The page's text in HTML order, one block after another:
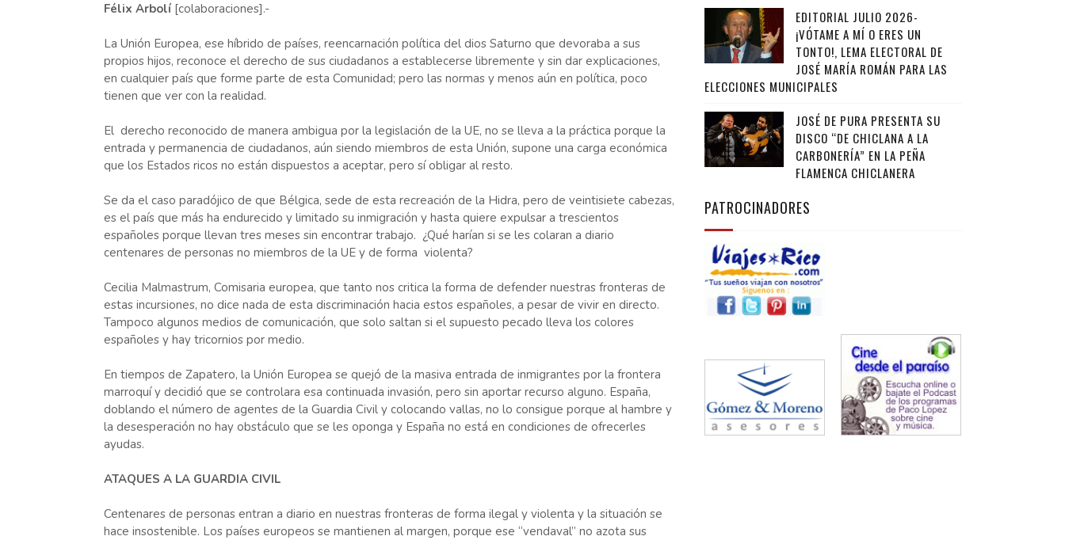
Félix Arbolí [colaboraciones].-
La Unión Europea, ese híbrido de países, reencarnación política del dios Saturno que devoraba a sus
propios hijos, reconoce el derecho de sus ciudadanos a establecerse libremente y sin dar explicaciones,
en cualquier país que forme parte de esta Comunidad; pero las normas y menos aún en política, poco
tienen que ver con la realidad.
El derecho reconocido de manera ambigua por la legislación de la UE, no se lleva a la práctica porque la
entrada y permanencia de ciudadanos, aún siendo miembros de esta Unión, supone una carga económica
que los Estados ricos no están dispuestos a aceptar, pero sí obligar al resto.
Se da el caso paradójico de que Bélgica, sede de esta recreación de la Hidra, pero de veintisiete cabezas,
es el país que más ha endurecido y limitado su inmigración y hasta quiere expulsar a trescientos
españoles porque llevan tres meses sin encontrar trabajo. ¿Qué harían si se les colaran a diario
centenares de personas no miembros de la UE y de forma violenta?
Cecilia Malmastrum, Comisaria europea, que tanto nos critica la forma de defender nuestras fronteras de
estas incursiones, no dice nada de esta discriminación hacia estos españoles, a pesar de vivir en directo.
Tampoco algunos medios de comunicación, que solo saltan si el supuesto pecado lleva los colores
españoles y hay tricornios por medio.
En tiempos de Zapatero, la Unión Europea se quejó de la masiva entrada de inmigrantes por la frontera
marroquí y decidió que se controlara esa continuada invasión, pero sin aportar recurso alguno. España,
doblando el número de agentes de la Guardia Civil y colocando vallas, no lo consigue porque al hambre y
la desesperación no hay obstáculo que se les oponga y España no está en condiciones de ofrecerles
ayudas.
ATAQUES A LA GUARDIA CIVIL
Centenares de personas entran a diario en nuestras fronteras de forma ilegal y violenta y la situación se
hace insostenible. Los países europeos se mantienen al margen, porque ese “vendaval” no azota sus
EDITORIAL JULIO 2026-
¡VÓTAME A MÍ O ERES UN
TONTO!, LEMA ELECTORAL DE
JOSÉ MARÍA ROMÁN PARA LAS
ELECCIONES MUNICIPALES
JOSÉ DE PURA PRESENTA SU
DISCO “DE CHICLANA A LA
CARBONERÍA” EN LA PEÑA
FLAMENCA CHICLANERA
PATROCINADORES